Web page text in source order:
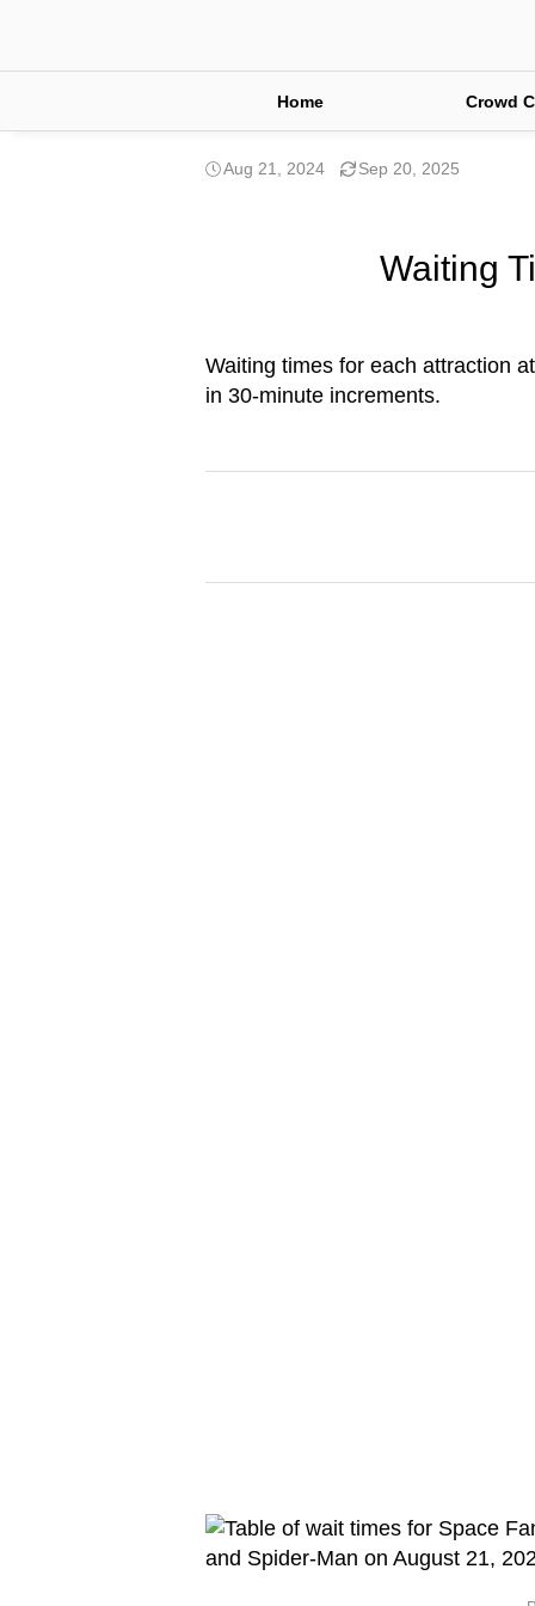
Home Crowd
Aug 21, 2024 Sep 20, 2025
Waiting
Waiting times for each attraction
in 30-minute increments.